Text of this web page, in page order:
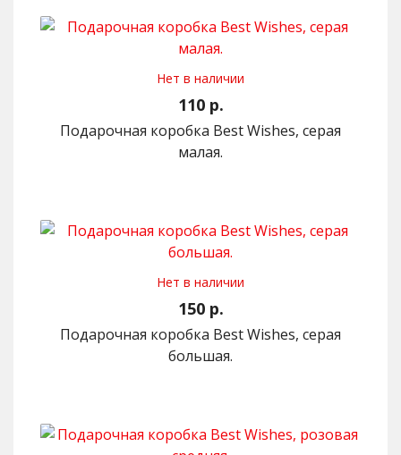
Нет в наличии
110 р.
Подарочная коробка Best Wishes, серая
малая.
Нет в наличии
150 р.
Подарочная коробка Best Wishes, серая
большая.